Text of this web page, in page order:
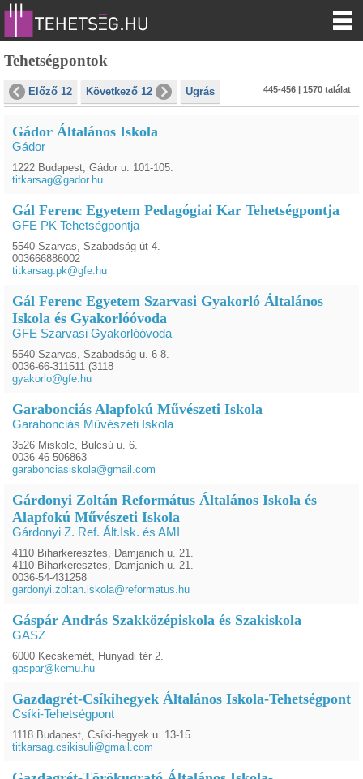
Tehetségpontok
Előző 12 Következő 12 Ugrás 445-456 | 1570 találat
Gádor Általános Iskola
Gádor
1222 Budapest, Gádor u. 101-105.
titkarsag@gador.hu
Gál Ferenc Egyetem Pedagógiai Kar Tehetségpontja
GFE PK Tehetségpontja
5540 Szarvas, Szabadság út 4.
003666886002
titkarsag.pk@gfe.hu
Gál Ferenc Egyetem Szarvasi Gyakorló Általános
Iskola és Gyakorlóóvoda
GFE Szarvasi Gyakorlóóvoda
5540 Szarvas, Szabadság u. 6-8.
0036-66-311511 (3118
gyakorlo@gfe.hu
Garabonciás Alapfokú Művészeti Iskola
Garabonciás Művészeti Iskola
3526 Miskolc, Bulcsú u. 6.
0036-46-506863
garabonciasiskola@gmail.com
Gárdonyi Zoltán Református Általános Iskola és
Alapfokú Művészeti Iskola
Gárdonyi Z. Ref. Ált.Isk. és AMI
4110 Biharkeresztes, Damjanich u. 21.
4110 Biharkeresztes, Damjanich u. 21.
0036-54-431258
gardonyi.zoltan.iskola@reformatus.hu
Gáspár András Szakközépiskola és Szakiskola
GASZ
6000 Kecskemét, Hunyadi tér 2.
gaspar@kemu.hu
Gazdagrét-Csíkihegyek Általános Iskola-Tehetségpont
Csíki-Tehetségpont
1118 Budapest, Csíki-hegyek u. 13-15.
titkarsag.csikisuli@gmail.com